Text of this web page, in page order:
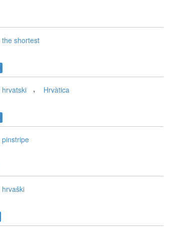
the shortest
hrvatski , Hrvàtica
pinstripe
hrvaški